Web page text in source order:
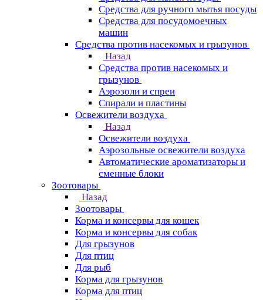
Средства для ручного мытья посуды
Средства для посудомоечных
машин
Средства против насекомых и грызунов
Назад
Средства против насекомых и
грызунов
Аэрозоли и спреи
Спирали и пластины
Освежители воздуха
Назад
Освежители воздуха
Аэрозольные освежители воздуха
Автоматические ароматизаторы и
сменные блоки
Зоотовары
Назад
Зоотовары
Корма и консервы для кошек
Корма и консервы для собак
Для грызунов
Для птиц
Для рыб
Корма для грызунов
Корма для птиц